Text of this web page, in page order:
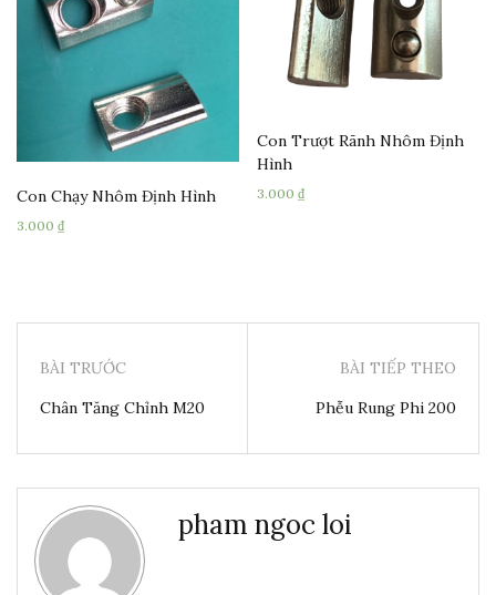
Con Chạy Nhôm Định Hình
3.000 ₫
Con Trượt Rãnh Nhôm Định
Hình
3.000₫
BÀI TRƯỚC
Chân Tăng Chỉnh M20
BÀI TIẾP THEO
Phễu Rung Phi 200
pham ngoc loi